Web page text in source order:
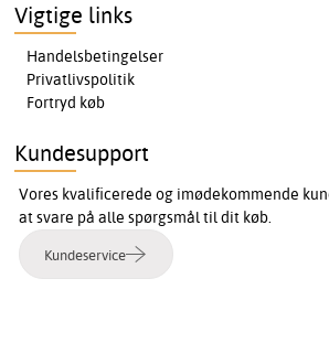
Vigtige links
Handelsbetingelser
Privatlivspolitik
Fortryd køb
Kundesupport
Vores kvalificerede og imødekommende
at svare på alle spørgsmål til dit køb.
Kundeservice